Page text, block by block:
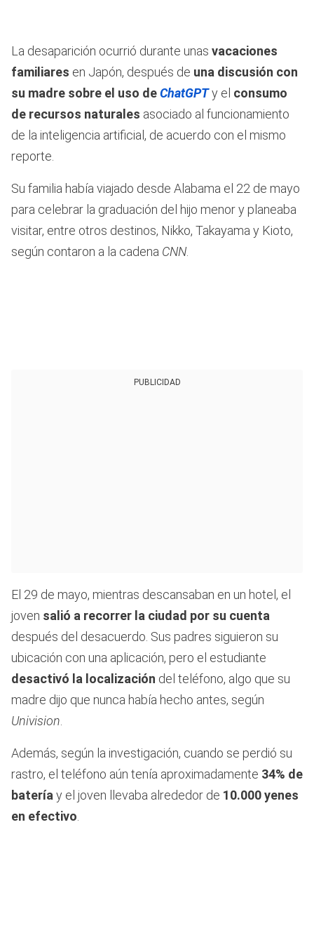
La desaparición ocurrió durante unas vacaciones
familiares en Japón, después de una discusión con
su madre sobre el uso deChatGPTy el consumo
de recursos naturales asociado al funcionamiento
de la inteligencia artificial, de acuerdo con el mismo
reporte.
Su familia había viajado desde Alabama el 22 de mayo
para celebrar la graduación del hijo menor y planeaba
visitar, entre otros destinos, Nikko, Takayama y Kioto,
según contaron a la cadena CNN
PUBLICIDAD
El 29 de mayo, mientras descansaban en un hotel, el
joven salió a recorrer la ciudad por su cuenta
después del desacuerdo. Sus padres siguieron su
ubicación con una aplicación, pero el estudiante
desactivó la localización del teléfono, algo que su
madre dijo que nunca había hecho antes, según
Univision
Además, según la investigación, cuando se perdió su
rastro, el teléfono aún tenía aproximadamente 34% de
batería y el joven llevaba alrededor de 10.000 yenes
en efectivo